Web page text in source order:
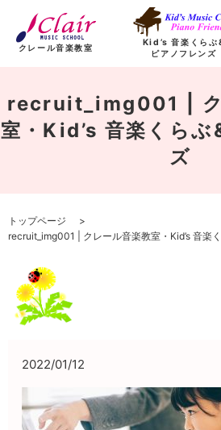
クレール音楽教室
Kid’s 音楽くらぶ
ピアノフレンズ
recruit_img001 | ク
室・Kid’s 音楽くらぶ
ズ
トップページ
recruit_img001 | クレール音楽教室・Kid’s 音楽
2022/01/12